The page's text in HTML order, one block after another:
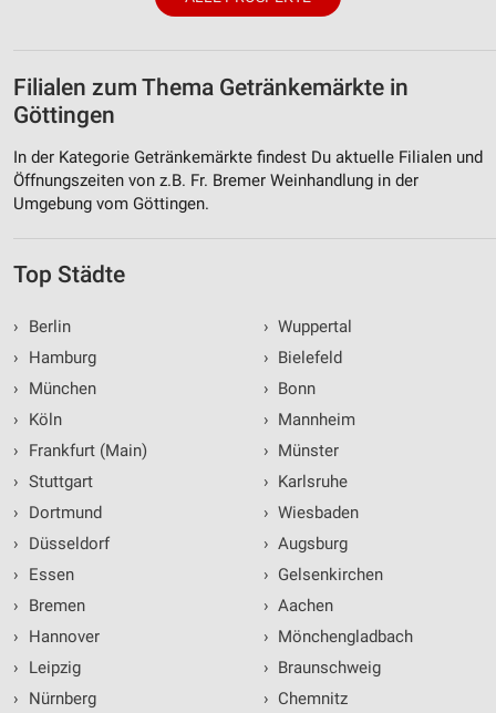
Filialen zum Thema Getränkemärkte in
Göttingen
In der Kategorie Getränkemärkte findest Du aktuelle Filialen und
Öffnungszeiten von z.B. Fr. Bremer Weinhandlung in der
Umgebung vom Göttingen.
Top Städte
›
Berlin
›
Hamburg
›
München
›
Köln
›
Frankfurt (Main)
› Stuttgart
›
Dortmund
›
Düsseldorf
›
Essen
›
Bremen
›
Hannover
›
Leipzig
›
Nürnberg
› Wuppertal
› Bielefeld
› Bonn
› Mannheim
› Münster
› Karlsruhe
› Wiesbaden
› Augsburg
› Gelsenkirchen
› Aachen
› Mönchengladbach
› Braunschweig
› Chemnitz
Verwendung reduzierter Daten zur Auswahl von
Verwendung genauer Standortdaten
Geräte anhand von aktiv angeforderten
Informationen identifizieren
Nicht-IAB-Verarbeitungszwecke:
Performance
Funktional